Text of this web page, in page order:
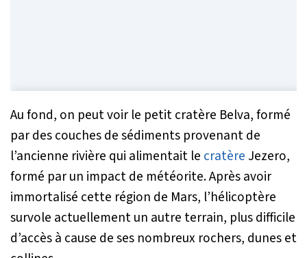
Au fond, on peut voir le petit cratère Belva, formé
par des couches de sédiments provenant de
l’ancienne rivière qui alimentait le cratère Jezero,
formé par un impact de météorite. Après avoir
immortalisé cette région de Mars, l’hélicoptère
survole actuellement un autre terrain, plus difficile
d’accès à cause de ses nombreux rochers, dunes et